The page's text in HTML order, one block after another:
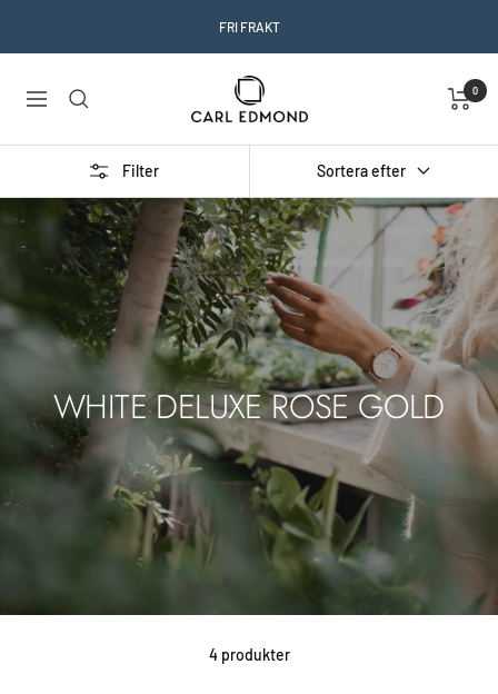
FRI FRAKT
Navigation
Edmond
0
Filter Sortera efter
WHITE DELUXE ROSE GOLD
4 produkter